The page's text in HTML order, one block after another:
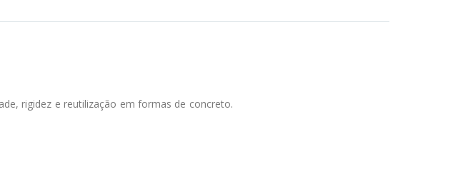
rigidez e reutilização em formas de concreto.